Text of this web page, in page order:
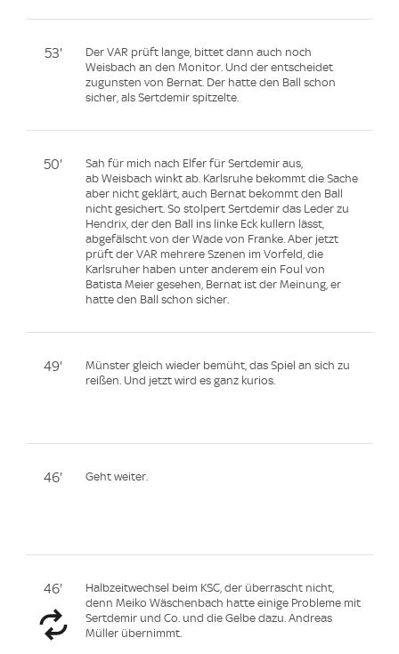
53'
Der VAR prüft lange, bittet dann auch noch
Weisbach an den Monitor. Und der entscheidet
zugunsten von Bernat. Der hatte den Ball schon
sicher, als Sertdemir spitzelte.
50'
Sah für mich nach Elfer für Sertdemir aus,
ab Weisbach winkt ab. Karlsruhe bekommt die Sache
aber nicht geklärt, auch Bernat bekommt den Ball
nicht gesichert. So stolpert Sertdemir das Leder zu
Hendrix, der den Ball ins linke Eck kullern lässt,
abgefälscht von der Wade von Franke. Aber jetzt
prüft der VAR mehrere Szenen im Vorfeld, die
Karlsruher haben unter anderem ein Foul von
Batista Meier gesehen, Bernat ist der Meinung, er
hatte den Ball schon sicher.
49'
Münster gleich wieder bemüht, das Spiel an sich zu
reißen. Und jetzt wird es ganz kurios.
46' Geht weiter.
46'
Halbzeitwechsel beim KSC, der überrascht nicht,
denn Meiko Wäschenbach hatte einige Probleme mit
Sertdemir und Co. und die Gelbe dazu. Andreas
Müller übernimmt.